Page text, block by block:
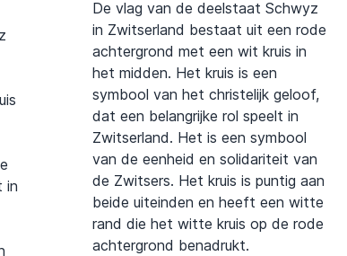
in
De vlag van de deelstaat Schwyz
in Zwitserland bestaat uit een rode
achtergrond met een wit kruis in
het midden. Het kruis is een
symbool van het christelijk geloof,
dat een belangrijke rol speelt in
Zwitserland. Het is een symbool
van de eenheid en solidariteit van
de Zwitsers. Het kruis is puntig aan
beide uiteinden en heeft een witte
rand die het witte kruis op de rode
achtergrond benadrukt.